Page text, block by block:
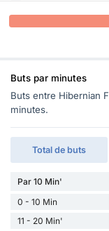
Buts par minutes
Buts entre Hibernian
minutes.
Total de buts
Par 10 Min'
0 - 10 Min
11 - 20 Min'